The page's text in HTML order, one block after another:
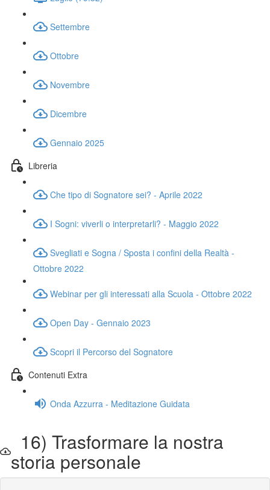
Settembre
Ottobre
Novembre
Dicembre
Gennaio 2025
Libreria
Che tipo di Sognatore sei? - Aprile 2022
I Sogni: viverli o interpretarli? - Maggio 2022
Svegliati e Sogna / Sposta i confini della Realtà -
Ottobre 2022
Webinar per gli interessati alla Scuola - Ottobre 2022
Open Day - Gennaio 2023
Scopri il Percorso del Sognatore
Contenuti Extra
Onda Azzurra - Meditazione Guidata
16) Trasformare la nostra
storia personale